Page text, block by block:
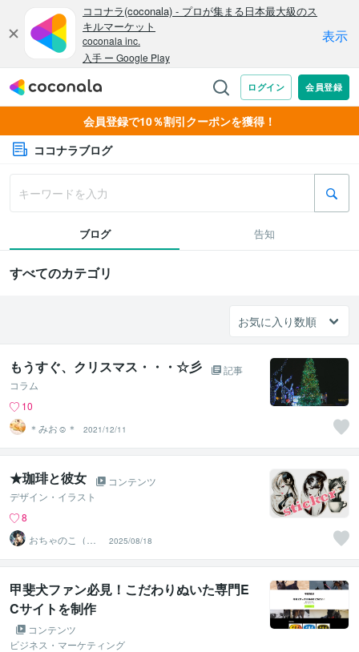
会員登録で10％割引クーポンを獲得！
ココナラブログ
ブログ 告知
すべてのカテゴリ
もうすぐ、クリスマス・・・☆彡
記事
コラム
10
＊みお☺︎＊
2021/12/11
★珈琲と彼女
コンテンツ
デザイン・イラスト
8
おちゃのこ（御
茶乃子祭々）
2025/08/18
甲斐犬ファン必見！こだわりぬいた専門E
Cサイトを制作
コンテンツ
ビジネス・マーケティング